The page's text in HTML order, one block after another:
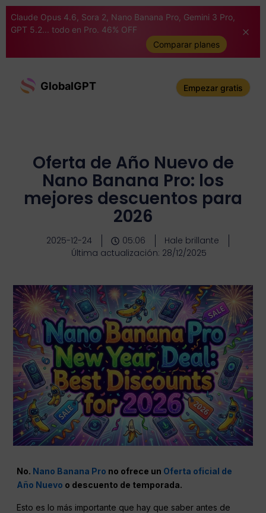
Claude Opus 4.6, Sora 2, Nano Banana Pro, Gemini 3 Pro,
GPT 5.2... todo en Pro. 46% OFF
Comparar planes
GlobalGPT Empezar gratis
Oferta de Año Nuevo de
Nano Banana Pro: los
mejores descuentos para
2026
2025-12-24 05:06
Hale brillante
Última actualización: 28/12/2025
No. Nano Banana Pro no ofrece un Oferta oficial de
Año Nuevo o descuento de temporada.
Esto es lo más importante que hay que saber antes de